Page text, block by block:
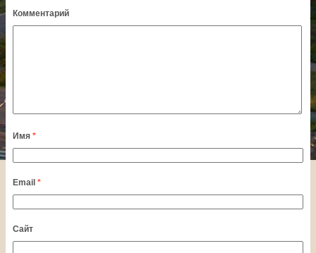
Комментарий
Имя *
Email *
Сайт